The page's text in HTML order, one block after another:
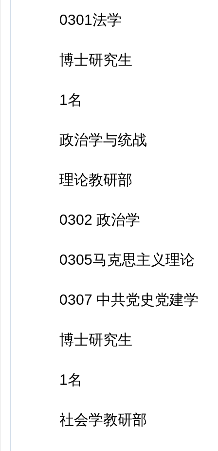
0301法学
博士研究生
1名
政治学与统战
理论教研部
0302 政治学
0305马克思主义理论
0307 中共党史党建学
博士研究生
1名
社会学教研部